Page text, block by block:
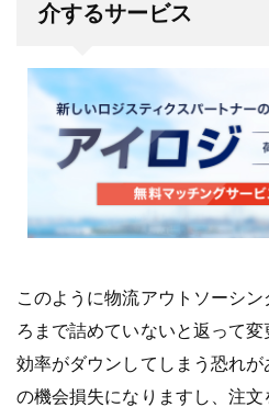
介するサービス
このように物流アウトソーシ
ろまで詰めていないと返って
効率がダウンしてしまう恐れ
の機会損失になりますし、注